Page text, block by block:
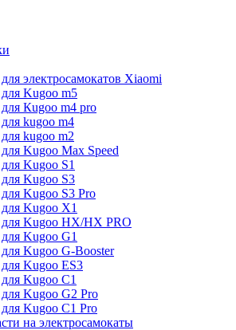
электросамокатов Xiaomi
Kugoo m5
Кugoo m4 pro
kugoo m4
kugoo m2
Kugoo Max Speed
Kugoo S1
Kugoo S3
Kugoo S3 Pro
Kugoo X1
для Kugoo HX/HX PRO
Kugoo G1
Kugoo G-Booster
Kugoo ES3
Kugoo C1
Kugoo G2 Pro
Kugoo C1 Pro
на электросамокаты